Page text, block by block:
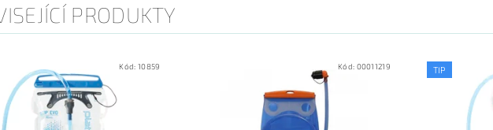
PRODUKTY
Kód: 10859 Kód: 00011219 TIP